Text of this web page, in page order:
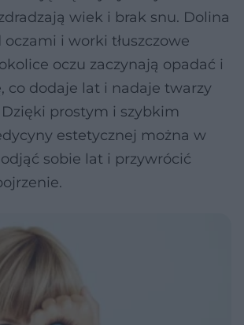
wiek i brak snu. Dolina
oczami i worki tłuszczowe
oczu zaczynają opadać i
co dodaje lat i nadaje twarzy
prostym i szybkim
estetycznej można w
sobie lat i przywrócić